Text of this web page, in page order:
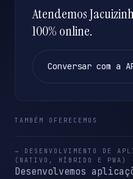
Atendemos
100% online.
Conversar com a
TAMBÉM OFERECEMOS
→ DESENVOLVIMENTO DE
(NATIVO, HÍBRIDO E PWA)
Desenvolvemos